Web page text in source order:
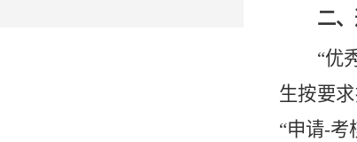
二
“优
生按要
“申请-考